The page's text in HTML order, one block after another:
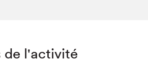
de l'activité